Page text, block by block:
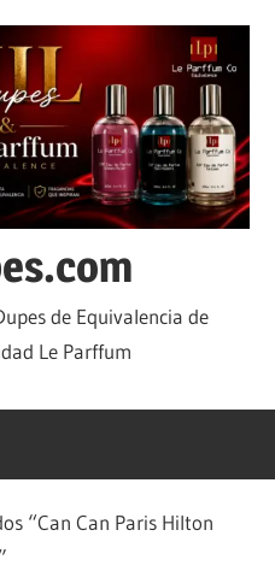
de Equivalencia de
Le Parffum
“Can Can Paris Hilton